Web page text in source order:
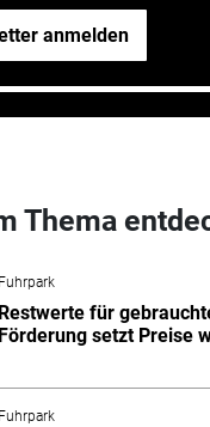
anmelden
Thema
Fuhrpark
Restwerte für
Förderung setzt Preise
Fuhrpark